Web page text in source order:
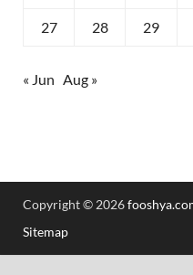
27 28 29
« Jun Aug »
Copyright © 2026
Sitemap